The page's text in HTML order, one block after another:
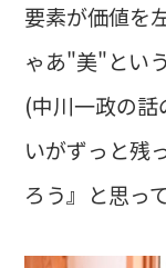
要素が価値を
ゃあ"美"とい
(中川一政の
いがずっと残
ろう』と思っ